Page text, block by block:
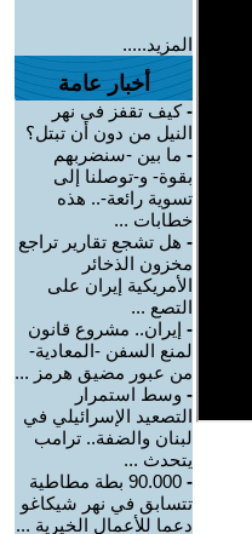
المزيد.....
أخبار عامة
-كيف تقفز في نهر
النيل من دون أن تبتل؟
- ما بين -سنضربهم
بقوة- و-توصلنا إلى
تسوية رائعة-.. هذه
خطابات ...
- هل تشجع تقارير تراجع
مخزون الذخائر
الأمريكية إيران على
التصع ...
- إيران.. مشروع قانون
لمنع السفن -المعادية-
من عبور مضيق هرمز ...
- وسط استمرار
التصعيد الإسرائيلي في
لبنان والضفة.. ترامب
يتحدث ...
-
90.000 بطة مطاطية
تتسابق في نهر شيكاغو
دعما للأعمال الخيرية ...